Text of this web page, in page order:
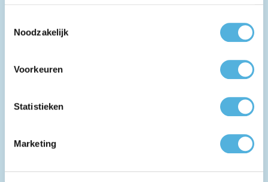
Noodzakelijk
Voorkeuren
Statistieken
Marketing
Neem contact op met ons op.
+31 (0) 182 555000